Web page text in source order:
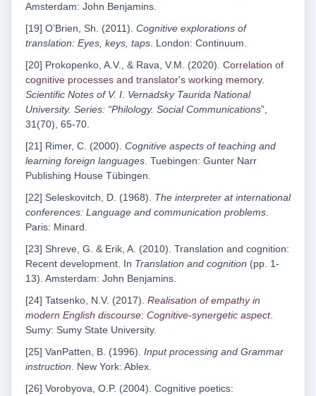
Amsterdam: John Benjamins.
[19] O’Brien, Sh. (2011). Cognitive explorations of
translation: Eyes, keys, taps. London: Continuum.
[20] Prokopenko, A.V., & Rava, V.M. (2020). Correlation of
cognitive processes and translator's working memory.
Scientific Notes of V. I. Vernadsky Taurida National
University. Series: “Philology. Social Communications”,
31(70), 65-70.
[21] Rimer, C. (2000). Cognitive aspects of teaching and
learning foreign languages. Tuebingen: Gunter Narr
Publishing House Tübingen.
[22] Seleskovitch, D. (1968). The interpreter at international
conferences: Language and communication problems.
Paris: Minard.
[23] Shreve, G. & Erik, A. (2010). Translation and cognition:
Recent development. In Translation and cognition (pp. 1-
13). Amsterdam: John Benjamins.
[24] Tatsenko, N.V. (2017). Realisation of empathy in
modern English discourse: Cognitive-synergetic aspect.
Sumy: Sumy State University.
[25] VanPatten, B. (1996). Input processing and Grammar
instruction. New York: Ablex.
[26] Vorobyova, O.P. (2004). Cognitive poetics: